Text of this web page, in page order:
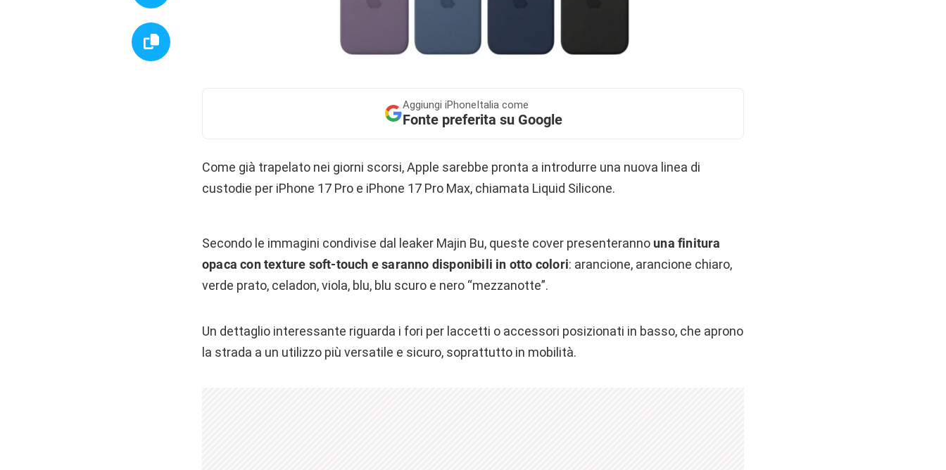
Aggiungi iPhoneItalia come
Fonte preferita su Google
Come già trapelato nei giorni scorsi, Apple sarebbe pronta a introdurre una nuova linea di
custodie per iPhone 17 Pro e iPhone 17 Pro Max, chiamata Liquid Silicone.
Secondo le immagini condivise dal leaker Majin Bu, queste cover presenteranno una finitura
opaca con texture soft-touch e saranno disponibili in otto colori: arancione, arancione chiaro,
verde prato, celadon, viola, blu, blu scuro e nero “mezzanotte”.
Un dettaglio interessante riguarda i fori per laccetti o accessori posizionati in basso, che aprono
la strada a un utilizzo più versatile e sicuro, soprattutto in mobilità.